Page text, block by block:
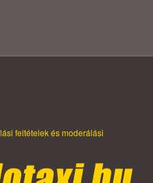
feltételek és moderálási